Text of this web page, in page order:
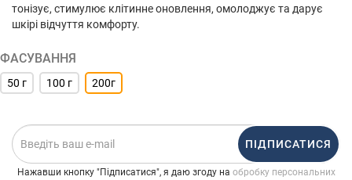
тонізує, стимулює клітинне оновлення, омолоджує та дарує
шкірі відчуття комфорту.
ФАСУВАННЯ
50 г 100 г 200г
ПІДПИСАТИСЯ
Нажавши кнопку "Підписатися", я даю згоду на обробку персональних